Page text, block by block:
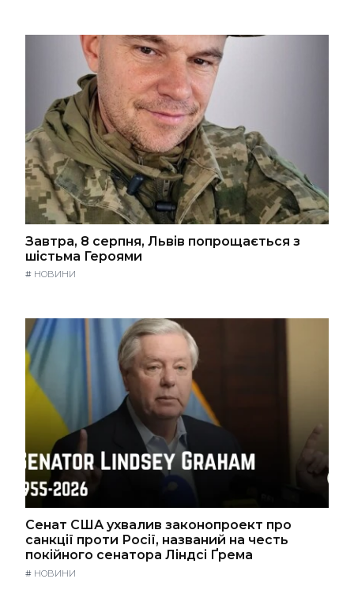
Завтра, 8 серпня, Львів попрощається з
шістьма Героями
# НОВИНИ
Сенат США ухвалив законопроект про
санкції проти Росії, названий на честь
покійного сенатора Ліндсі Ґрема
# НОВИНИ